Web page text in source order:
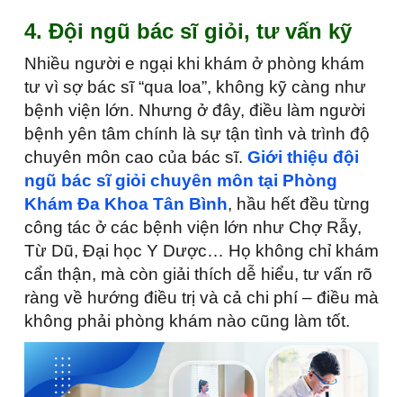
4. Đội ngũ bác sĩ giỏi, tư vấn kỹ
Nhiều người e ngại khi khám ở phòng khám
tư vì sợ bác sĩ “qua loa”, không kỹ càng như
bệnh viện lớn. Nhưng ở đây, điều làm người
bệnh yên tâm chính là sự tận tình và trình độ
chuyên môn cao của bác sĩ. Giới thiệu đội
ngũ bác sĩ giỏi chuyên môn tại Phòng
Khám Đa Khoa Tân Bình, hầu hết đều từng
công tác ở các bệnh viện lớn như Chợ Rẫy,
Từ Dũ, Đại học Y Dược… Họ không chỉ khám
cẩn thận, mà còn giải thích dễ hiểu, tư vấn rõ
ràng về hướng điều trị và cả chi phí – điều mà
không phải phòng khám nào cũng làm tốt.